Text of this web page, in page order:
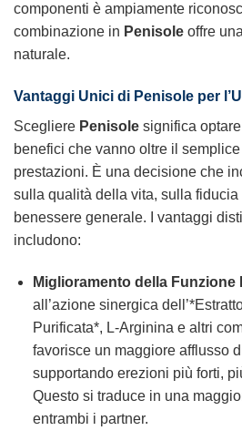
componenti è ampiamente
combinazione in Penisole offre
naturale.
Vantaggi Unici di Penisole per
Scegliere Penisole significa
benefici che vanno oltre il
prestazioni. È una decisione che
sulla qualità della vita, sulla fiducia
benessere generale. I vantaggi
includono:
Miglioramento della Funzione
all’azione sinergica
Purificata*, L-Arginina e altri
favorisce un maggiore afflusso
supportando erezioni più forti,
Questo si traduce in una
entrambi i partner.